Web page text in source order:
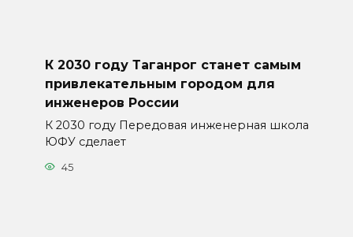
К 2030 году Таганрог станет самым
привлекательным городом для
инженеров России
К 2030 году Передовая инженерная школа
ЮФУ сделает
45